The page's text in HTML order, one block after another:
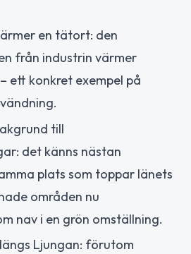
en tätort: den
från industrin värmer
ett konkret exempel på
till
det känns nästan
plats som toppar länets
områden nu
nav i en grön omställning.
Ljungan: förutom